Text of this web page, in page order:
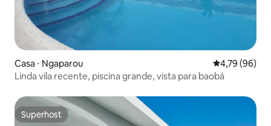
Casa ⋅ Ngaparou 4,79 de uma
4,79 (96)
Linda vila recente, piscina grande, vista para baobá
Superhost
Superhost